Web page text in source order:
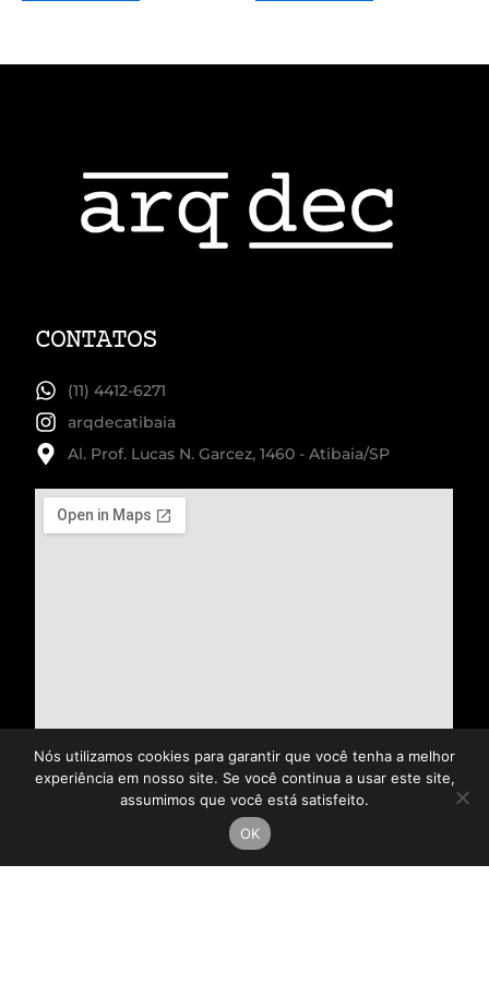
CONTATOS
(11) 4412-6271
arqdecatibaia
Al. Prof. Lucas N. Garcez, 1460 - Atibaia/SP
Nós utilizamos cookies para garantir que você tenha a melhor
experiência em nosso site. Se você continua a usar este site,
assumimos que você está satisfeito.
OK